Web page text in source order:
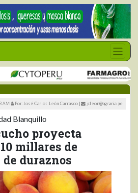
AM Por: José Carlos León Carrasco | jcleon@agraria.pe
Blanquillo
proyecta
millares de
duraznos